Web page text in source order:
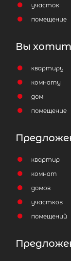
участок
помещение
Вы
квартиру
комнату
дом
помещение
квартир
комнат
домов
участков
помещений